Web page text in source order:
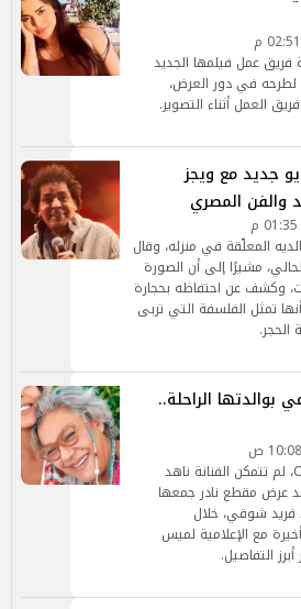
عمل فيلمها الجديد
في دور العرض،
العمل أثناء التصوير.
جديد مع ويجز
والفن المصري
المعلّقة في منزله، وقال
مشيرًا إلى أن الصورة
وكشف عن احتفاظه بحجارة
تمثل الفلسفة التي تربى
الحجر.
بوالدتها الراحلة..
في لقاء مؤثر على شاشة ON، لم تتمكن الفنانة ناهد
عرض مقطع نادر جمعها
فريد شوقي، خلال
مع الإعلامية لميس
التفاصيل.